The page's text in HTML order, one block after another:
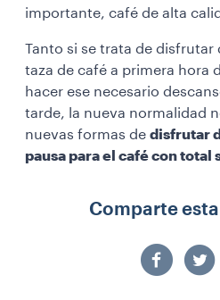
importante, café de alta
Tanto si se trata de disfrutar
taza de café a primera hora
hacer ese necesario
tarde, la nueva normalidad
nuevas formas de disfrutar
pausa para el café con total
Comparte